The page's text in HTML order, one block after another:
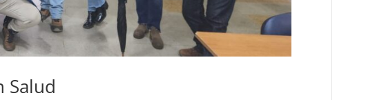
Salud